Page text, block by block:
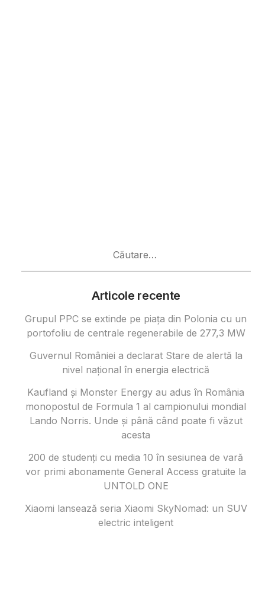
Articole recente
Grupul PPC se extinde pe piața din Polonia cu un
portofoliu de centrale regenerabile de 277,3 MW
Guvernul României a declarat Stare de alertă la
nivel național în energia electrică
Kaufland și Monster Energy au adus în România
monopostul de Formula 1 al campionului mondial
Lando Norris. Unde și până când poate fi văzut
acesta
200 de studenți cu media 10 în sesiunea de vară
vor primi abonamente General Access gratuite la
UNTOLD ONE
Xiaomi lansează seria Xiaomi SkyNomad: un SUV
electric inteligent